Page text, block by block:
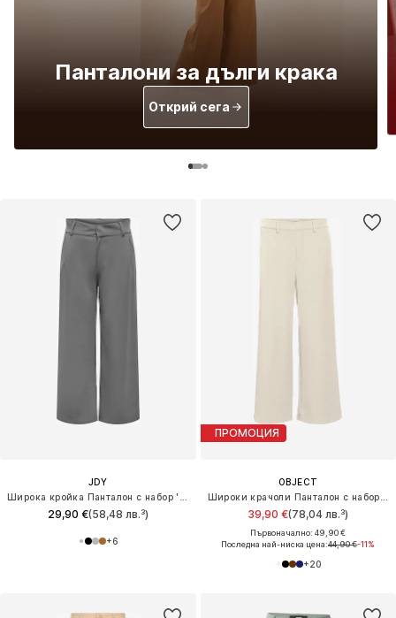
JDY
29,90 €(58,48 лв.³)
+6
ПРОМОЦИЯ
OBJECT
39,90 €(78,04 лв.³)
Първоначално: 49,90 €
Последна най-ниска цена:44,90 €-11%
+20
Панталони за дълги крака
Открий сега